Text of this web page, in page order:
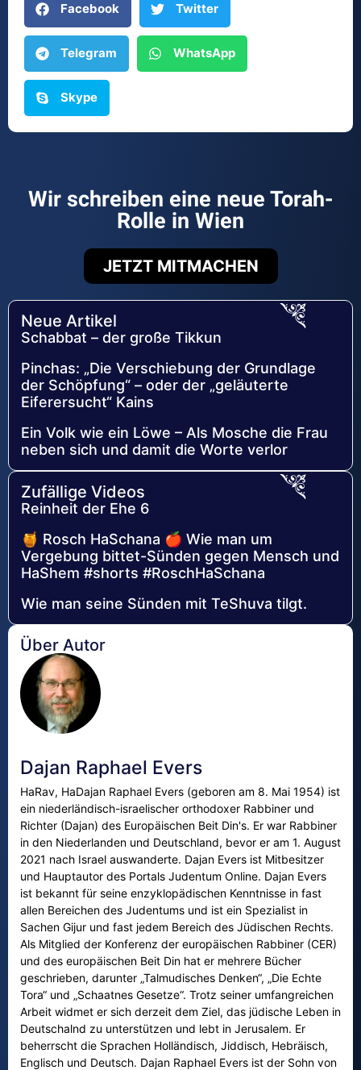
Facebook Twitter
Telegram WhatsApp
Skype
Wir schreiben eine neue Torah-
Rolle in Wien
JETZT MITMACHEN
Neue Artikel
Schabbat – der große Tikkun
Pinchas: „Die Verschiebung der Grundlage
der Schöpfung“ – oder der „geläuterte
Eiferersucht“ Kains
Ein Volk wie ein Löwe – Als Mosche die Frau
neben sich und damit die Worte verlor
Zufällige Videos
Reinheit der Ehe 6
🍯 Rosch HaSchana 🍎 Wie man um
Vergebung bittet-Sünden gegen Mensch und
HaShem #shorts #RoschHaSchana
Wie man seine Sünden mit TeShuva tilgt.
Über Autor
Dajan Raphael Evers
HaRav, HaDajan Raphael Evers (geboren am 8. Mai 1954) ist
ein niederländisch-israelischer orthodoxer Rabbiner und
Richter (Dajan) des Europäischen Beit Din's. Er war Rabbiner
in den Niederlanden und Deutschland, bevor er am 1. August
2021 nach Israel auswanderte. Dajan Evers ist Mitbesitzer
und Hauptautor des Portals Judentum Online. Dajan Evers
ist bekannt für seine enzyklopädischen Kenntnisse in fast
allen Bereichen des Judentums und ist ein Spezialist in
Sachen Gijur und fast jedem Bereich des Jüdischen Rechts.
Als Mitglied der Konferenz der europäischen Rabbiner (CER)
und des europäischen Beit Din hat er mehrere Bücher
geschrieben, darunter „Talmudisches Denken“, „Die Echte
Tora“ und „Schaatnes Gesetze“. Trotz seiner umfangreichen
Arbeit widmet er sich derzeit dem Ziel, das jüdische Leben in
Deutschalnd zu unterstützen und lebt in Jerusalem. Er
beherrscht die Sprachen Holländisch, Jiddisch, Hebräisch,
Englisch und Deutsch. Dajan Raphael Evers ist der Sohn von